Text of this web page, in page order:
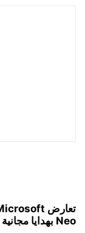
Neo بهدايا مجانية للطلاب